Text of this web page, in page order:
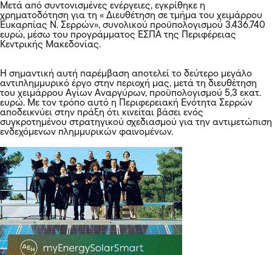
Μετά από συντονισμένες ενέργειες, εγκρίθηκε η
χρηματοδότηση για τη « Διευθέτηση σε τμήμα του χειμάρρου
Ευκαρπίας Ν. Σερρών», συνολικού προϋπολογισμού 3.436.740
ευρώ, μέσω του προγράμματος ΕΣΠΑ της Περιφέρειας
Κεντρικής Μακεδονίας.
Η σημαντική αυτή παρέμβαση αποτελεί το δεύτερο μεγάλο
αντιπλημμυρικό έργο στην περιοχή μας, μετά τη διευθέτηση
του χειμάρρου Αγίων Αναργύρων, προϋπολογισμού 5,3 εκατ.
ευρώ. Με τον τρόπο αυτό η Περιφερειακή Ενότητα Σερρών
αποδεικνύει στην πράξη ότι κινείται βάσει ενός
συγκροτημένου στρατηγικού σχεδιασμού για την αντιμετώπιση
ενδεχόμενων πλημμυρικών φαινομένων.